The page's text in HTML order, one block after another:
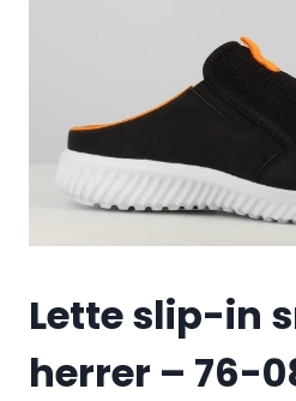
Lette slip-in
herrer – 76-